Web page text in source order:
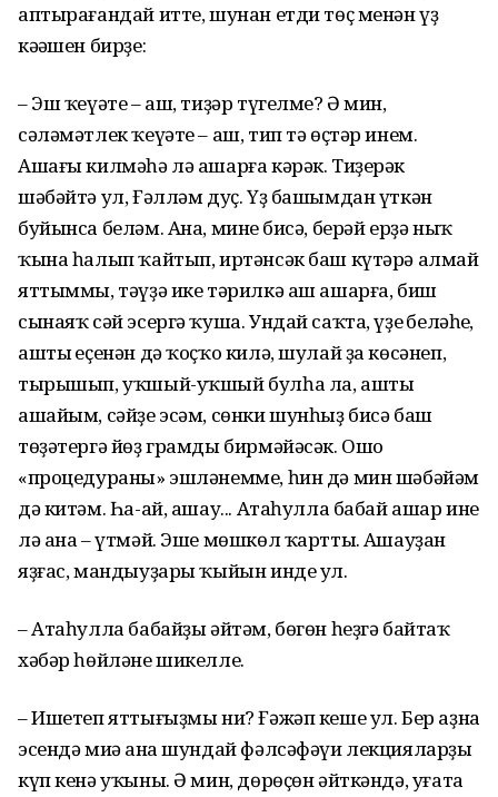
аптырағандай итте, шунан етди төҫ менән үҙ
кәңәшен бирҙе:
– Эш ҡеүәте – аш, тиҙәр түгелме? Ә мин,
сәләмәтлек ҡеүәте – аш, тип тә өҫтәр инем.
Ашағы килмәһә лә ашарға кәрәк. Тиҙерәк
шәбәйтә ул, Ғәлләм дуҫ. Үҙ башымдан үткән
буйынса беләм. Ана, минең бисә, берәй ерҙә ныҡ
ҡына һалып ҡайтып, иртәнсәк баш күтәрә алмай
яттыммы, тәүҙә ике тәрилкә аш ашарға, биш
сынаяҡ сәй эсергә ҡуша. Ундай саҡта, үҙең беләһең,
аштың еҫенән дә ҡоҫҡо килә, шулай ҙа көсәнеп,
тырышып, уҡшый-уҡшый булһа ла, ашты
ашайым, сәйҙе эсәм, сөнки шунһыҙ бисә баш
төҙәтергә йөҙ грамды бирмәйәсәк. Ошо
«процедураны» эшләнемме, һин дә мин шәбәйәм
дә китәм. Һа-ай, ашау... Атаһулла бабай ашар ине
лә ана – үтмәй. Эше мөшкөл ҡарттың. Ашауҙан
яҙғас, мандыуҙары ҡыйын инде ул.
– Атаһулла бабайҙы әйтәм, бөгөн һеҙгә байтаҡ
хәбәр һөйләне шикелле.
– Ишетеп яттығыҙмы ни? Ғәжәп кеше ул. Бер аҙна
эсендә миңә ана шундай фәлсәфәүи лекцияларҙы
күп кенә уҡыны. Ә мин, дөрөҫөн әйткәндә, уғата